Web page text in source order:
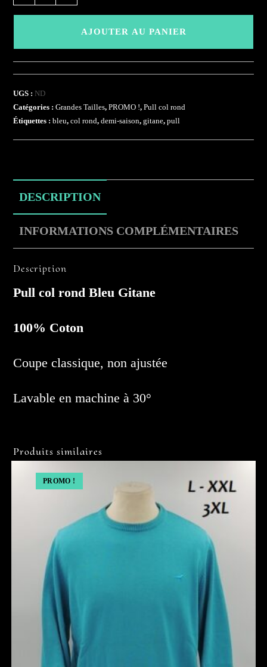
de
Gitane
AJOUTER AU PANIER
UGS : ND
Catégories :Grandes Tailles,PROMO !,Pull col rond
Étiquettes :bleu,col rond,demi-saison,gitane,pull
DESCRIPTION
INFORMATIONS COMPLÉMENTAIRES
Description
Pull col rond Bleu Gitane
100% Coton
Coupe classique, non ajustée
Lavable en machine à 30°
Produits similaires
PROMO !